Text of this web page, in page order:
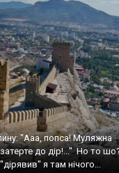
"Ааа, попса! Муляжна
до дір!..." Но то
я там нічого...